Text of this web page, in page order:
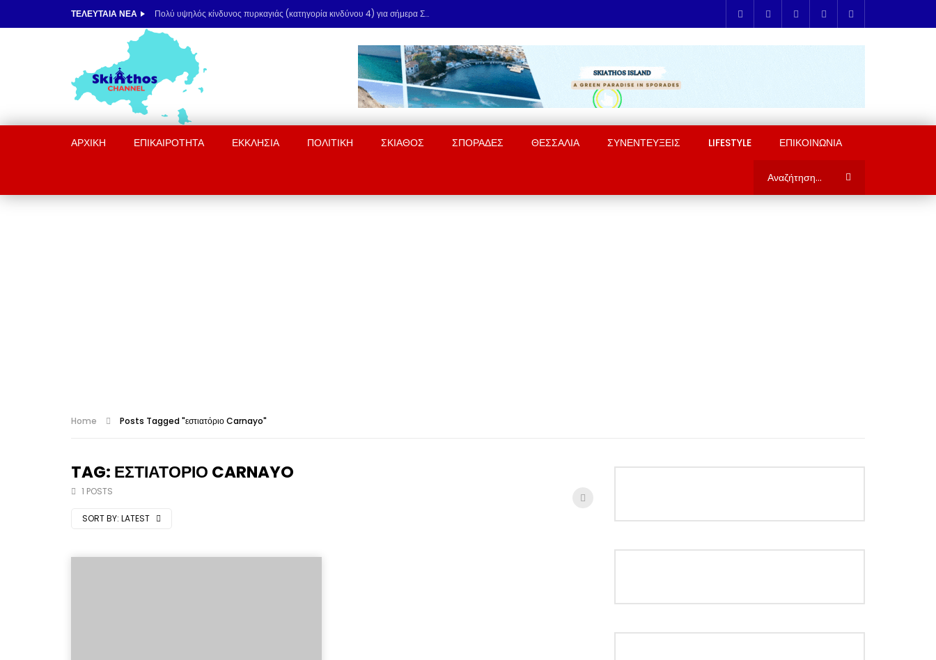
ΤΕΛΕΥΤΑΊΑ ΝΈΑ Πολύ υψηλός κίνδυνος πυρκαγιάς (κατηγορία κινδύνου 4) για σήμερα Σάββατο 8 Αυγούστου
ΑΡΧΙΚΉ ΕΠΙΚΑΙΡΟΤΗΤΑ ΕΚΚΛΗΣΙΑ ΠΟΛΙΤΙΚΗ ΣΚΙΑΘΟΣ ΣΠΟΡΑΔΕΣ ΘΕΣΣΑΛΙΑ ΣΥΝΕΝΤΕΥΞΕΙΣ LIFESTYLE ΕΠΙΚΟΙΝΩΝΙΑ
Home Posts Tagged "εστιατόριο Carnayo"
TAG: ΕΣΤΙΑΤΌΡΙΟ CARNAYO
1 POSTS
SORT BY: LATEST